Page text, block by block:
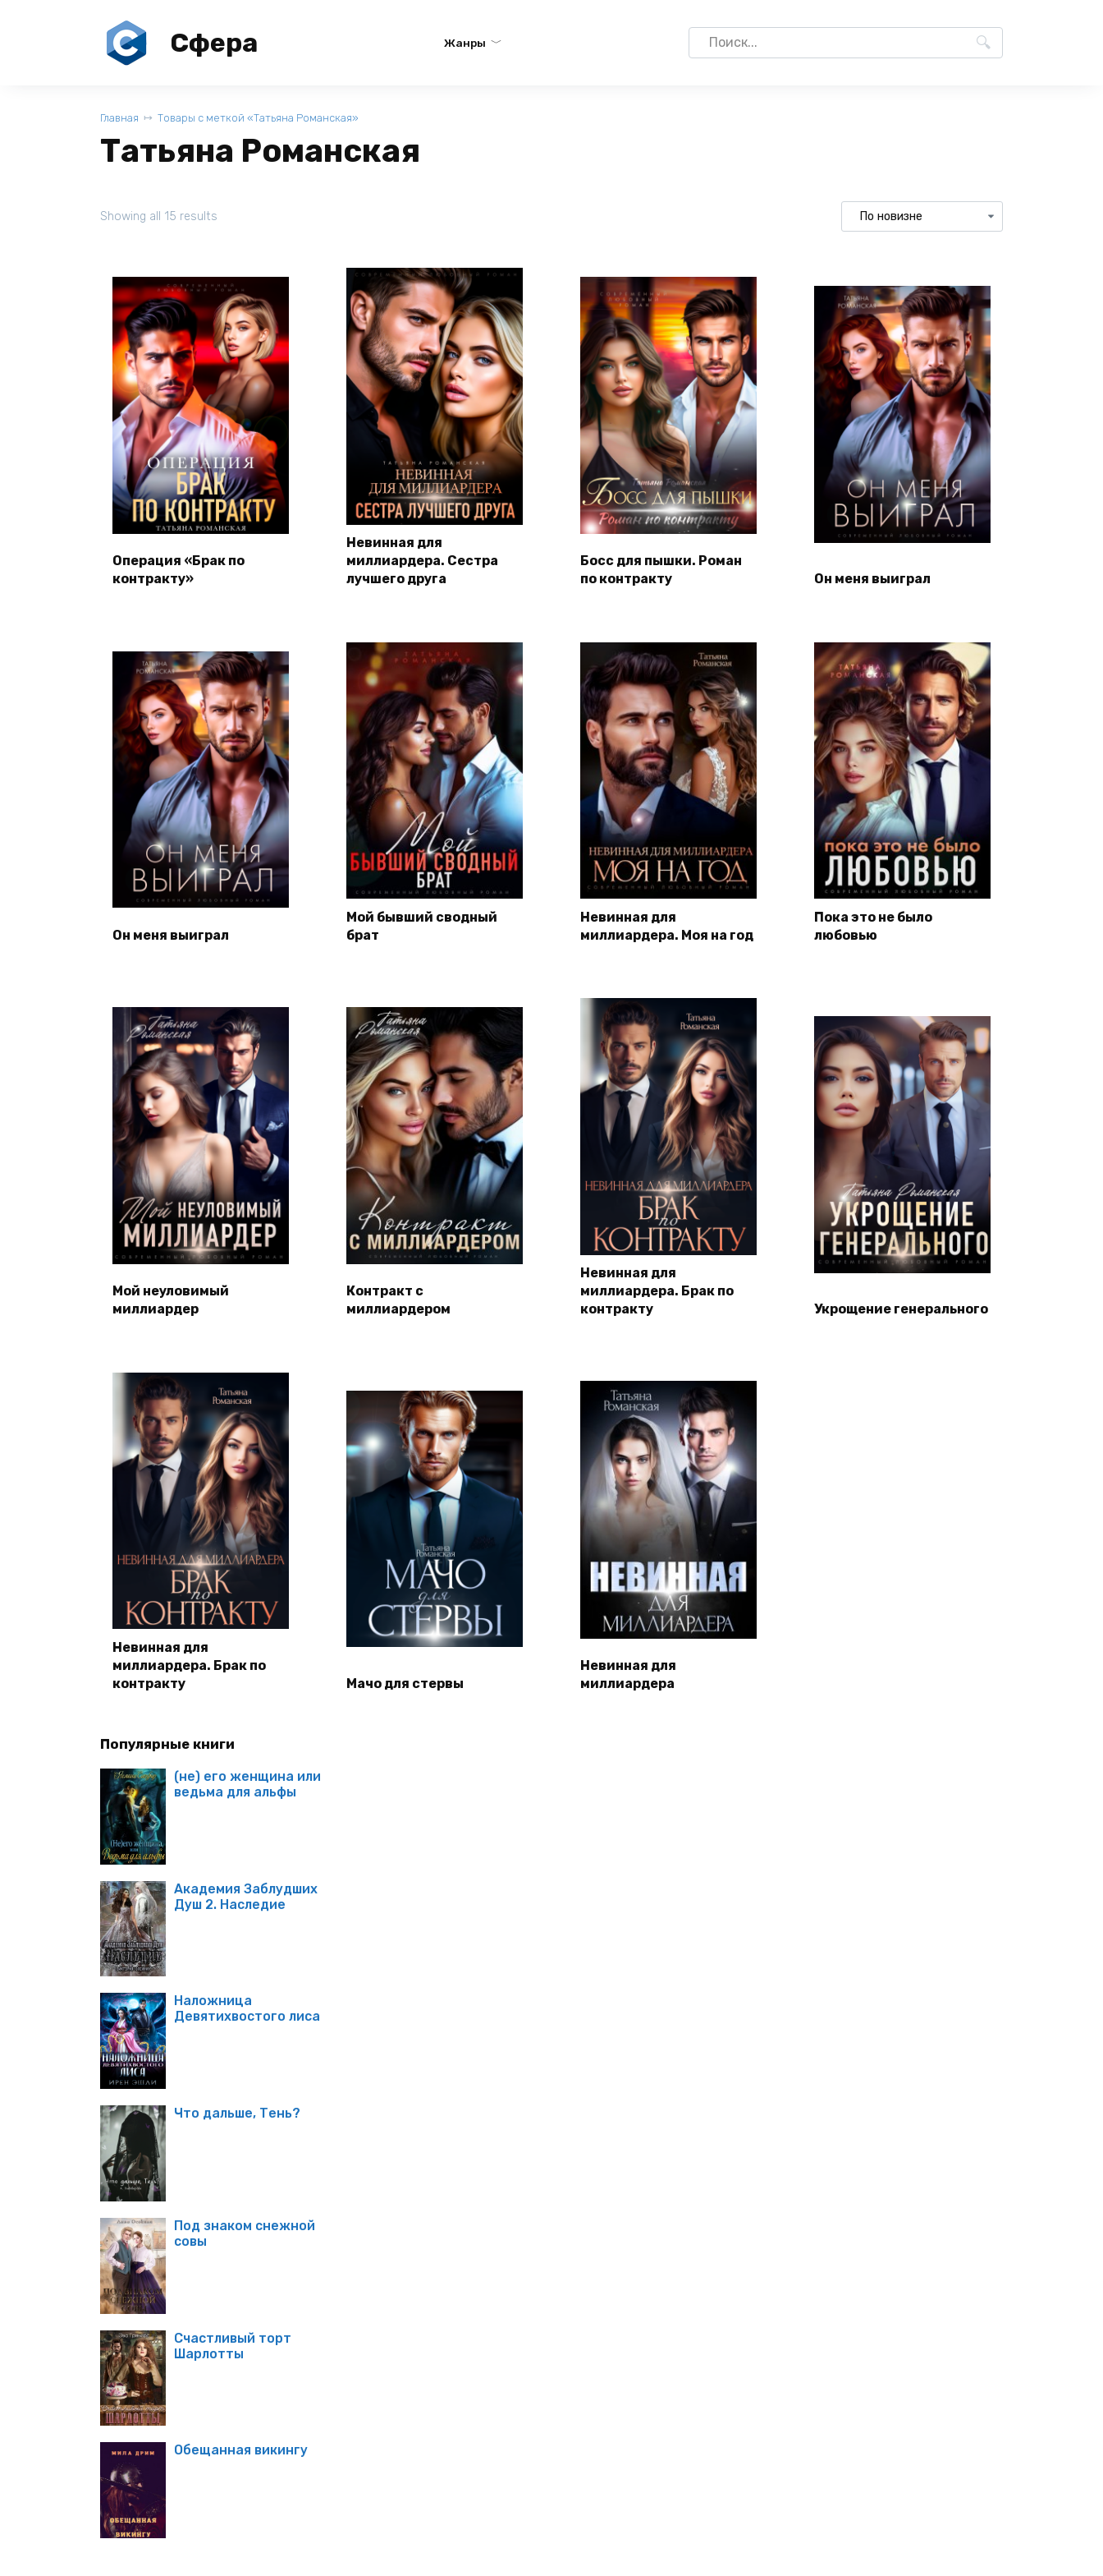
Сфера Жанры
Search
for:
Главная Товары с меткой «Татьяна Романская»
Татьяна Романская
Showing all 15 results
Операция «Брак по
контракту»
Невинная для
миллиардера. Сестра
лучшего друга
Босс для пышки. Роман
по контракту
Он меня выиграл
Он меня выиграл
Мой бывший сводный
брат
Невинная для
миллиардера. Моя на год
Пока это не было
любовью
Мой неуловимый
миллиардер
Контракт с
миллиардером
Невинная для
миллиардера. Брак по
контракту
Укрощение генерального
Невинная для
миллиардера. Брак по
контракту
Мачо для стервы
Невинная для
миллиардера
Популярные книги
(не) его женщина или
ведьма для альфы
Академия Заблудших
Душ 2. Наследие
Наложница
Девятихвостого лиса
Что дальше, Тень?
Под знаком снежной
совы
Счастливый торт
Шарлотты
Обещанная викингу